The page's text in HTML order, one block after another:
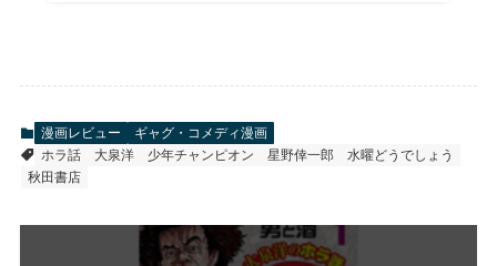
漫画レビュー
ギャグ・コメディ漫画
ホラ話
大泉洋 少年チャンピオン 星野倖一郎
水曜どうでしょう
秋田書店